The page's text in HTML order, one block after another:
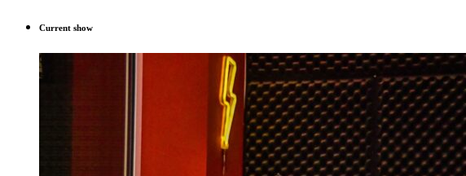
Current show